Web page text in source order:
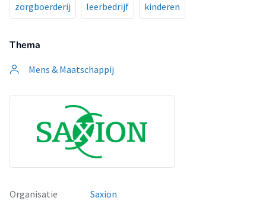
zorgboerderij leerbedrijf kinderen
Thema
Mens & Maatschappij
Organisatie
Saxion